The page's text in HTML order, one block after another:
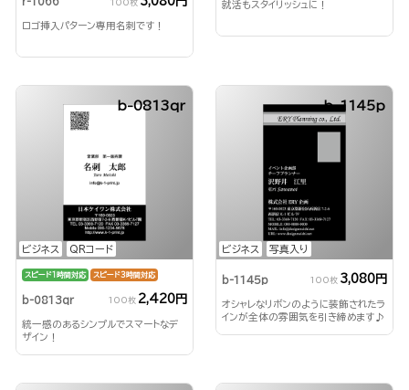
100枚
ロゴ挿入パターン専用名刺です！
就活もスタイリッシュに！
ビジネス QRコード
b-0813qr
スピード1時間対応 スピード3時間対応
b-0813qr 100枚 2,420円
統一感のあるシンプルでスマートなデ
ザイン！
ビジネス 写真入り
b-1145p
b-1145p 100枚 3,080円
オシャレなリボンのように装飾されたラ
インが全体の雰囲気を引き締めます♪